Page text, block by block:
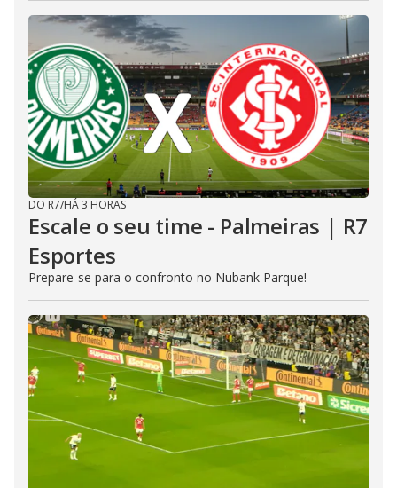
DO R7/HÁ 3 HORAS
Escale o seu time - Palmeiras | R7
Esportes
Prepare-se para o confronto no Nubank Parque!